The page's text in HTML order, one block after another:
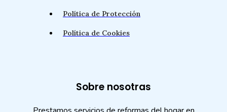
Política de Protección
Política de Cookies
Sobre nosotras